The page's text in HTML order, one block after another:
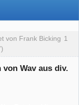
1
von Frank Bicking
Wav aus div.